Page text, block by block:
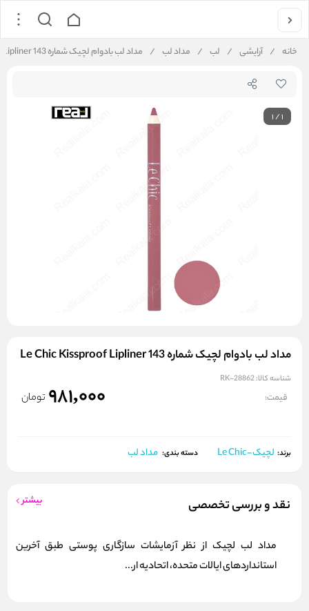
خانه / آرایشی / لب / مداد لب / مداد لب بادوام لچیک شماره 143 Le Chic Kissproof Lipliner
1/1
مداد لب بادوام لچیک شماره 143 Le Chic Kissproof Lipliner
شناسه کالا:RK-28862
قیمت: 981,000 تومان
برند: لچیک-Le Chic دسته بندی: مداد لب
نقد و بررسی تخصصی بیشتر
مداد لب لچیک از نظر آزمایشات سازگاری پوستی طبق آخرین
استانداردهای ایالات متحده، اتحادیه ار...